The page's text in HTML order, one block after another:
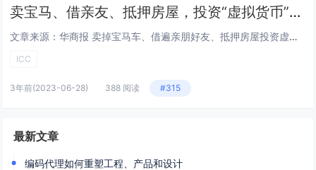
卖宝马、借亲友、抵押房屋，投资“虚拟货币”血亏！丈夫与她离婚
文章来源：华商报 卖掉宝马车、借遍亲朋好友、抵押房屋投资虚拟货币140多万元，生意亏本的张婷（化名）本以为能打个漂亮的翻身仗，谁知之后等待她的是噩梦。 卖车抵房...
ICC
3年前(2023-06-28) 388 阅读 #315
最新文章
编码代理如何重塑工程、产品和设计